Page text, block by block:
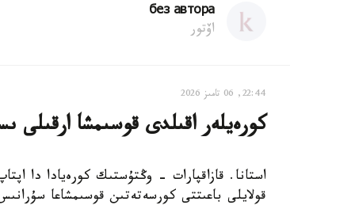
без автора
اۆتور
22:44, 06 تامىز 2026
كورەيلەر اقىلدى قوسىمشا ارقىلى
استانا. قازاقپارات - وڭتۇستىك كورەيادا دا
قولايلى باعىتتى كورسەتەتىن قوسىمشاعا